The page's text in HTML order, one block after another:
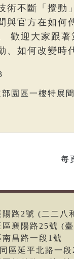
術不斷「攪動
與官方在如何
歡迎大家跟
、如何改變時
園區一樓特展間
每
路2號 (二二八
襄陽路25號 (
昌路一段1號
區延平北路一段